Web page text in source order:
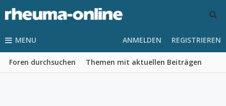
MENU
Foren durchsuchen Themen mit aktuellen Beiträgen
ANMELDEN REGISTRIEREN